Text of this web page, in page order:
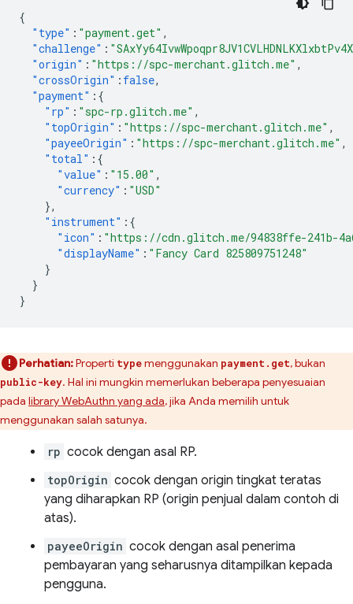
{
"type" : "payment.get" ,
"challenge" :
"origin" : "https://spc-merchant.glitch.me" ,
"crossOrigin" : false,
"payment" :{
"rp" : "spc-rp.glitch.me" ,
"topOrigin" : "https://spc-merchant.glitch.me" ,
"payeeOrigin" : "https://spc-merchant.glitch.me" ,
"total" :{
"value" : "15.00" ,
"currency" : "USD"
},
"instrument" :{
"icon" : "https://cdn.glitch.me/94838ffe-241b-
"displayName" : "Fancy Card 825809751248"
}
}
}
Perhatian:Properti typemenggunakan payment.get, bukan
public-key. Hal ini mungkin memerlukan beberapa penyesuaian
pada library WebAuthn yang ada, jika Anda memilih untuk
menggunakan salah satunya.
rp cocok dengan asal RP.
topOrigin cocok dengan origin tingkat teratas
yang diharapkan RP (origin penjual dalam contoh di
atas).
payeeOrigin cocok dengan asal penerima
pembayaran yang seharusnya ditampilkan kepada
pengguna.